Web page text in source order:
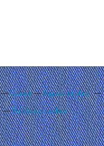
Contact Signaler un abus
Préférences cookies